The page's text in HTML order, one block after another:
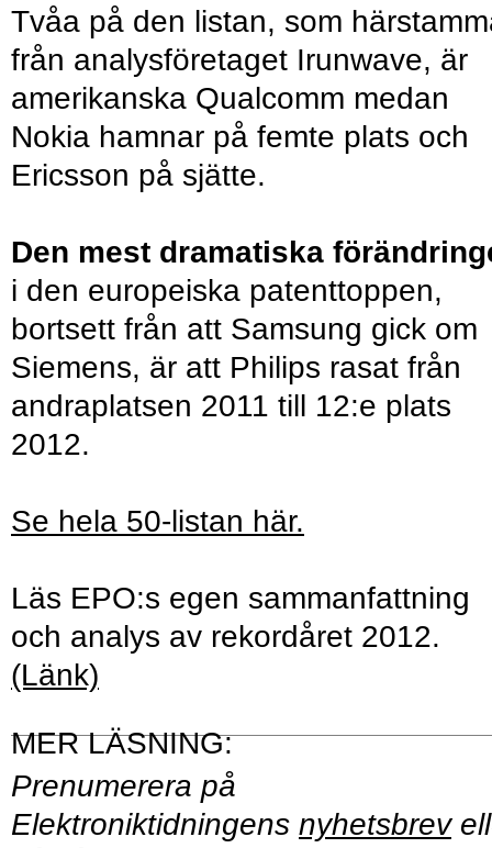
Tvåa på den listan, som
från analysföretaget Irunwave, är
amerikanska Qualcomm medan
Nokia hamnar på femte plats och
Ericsson på sjätte.
Den mest dramatiska
i den europeiska patenttoppen,
bortsett från att Samsung gick om
Siemens, är att Philips rasat från
andraplatsen 2011 till 12:e plats
2012.
Se hela 50-listan här.
Läs EPO:s egen sammanfattning
och analys av rekordåret 2012.
(Länk)
Prenumerera på
Elektroniktidningens nyhetsbrev